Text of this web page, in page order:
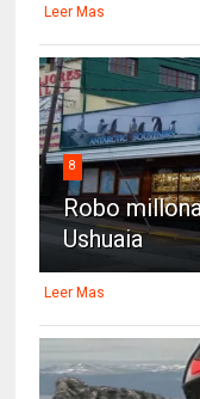
Leer Mas
8
Robo
Ushuaia
Leer Mas